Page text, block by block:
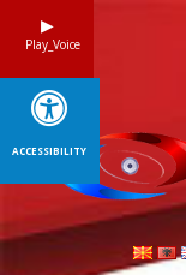
Play_Voice
ACCESSIBILITY